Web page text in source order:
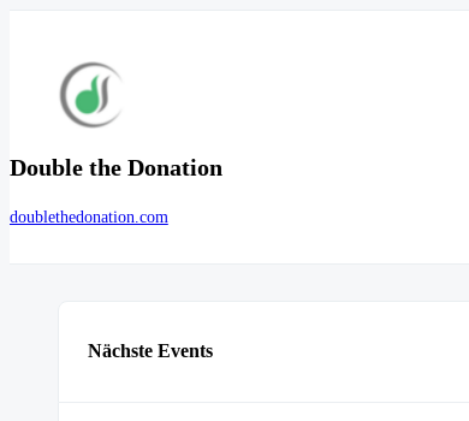
Double the Donation
doublethedonation.com
Nächste Events